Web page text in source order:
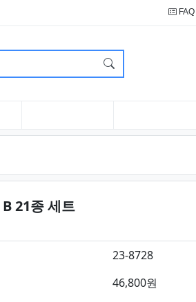
FAQ
21종 세트요약정보 및 구매
23-8728
46,800원